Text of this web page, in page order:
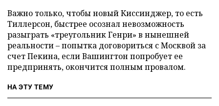
Важно только, чтобы новый Киссинджер, то есть
Тиллерсон, быстрее осознал невозможность
разыграть «треугольник Генри» в нынешней
реальности – попытка договориться с Москвой за
счет Пекина, если Вашингтон попробует ее
предпринять, окончится полным провалом.
НА ЭТУ ТЕМУ